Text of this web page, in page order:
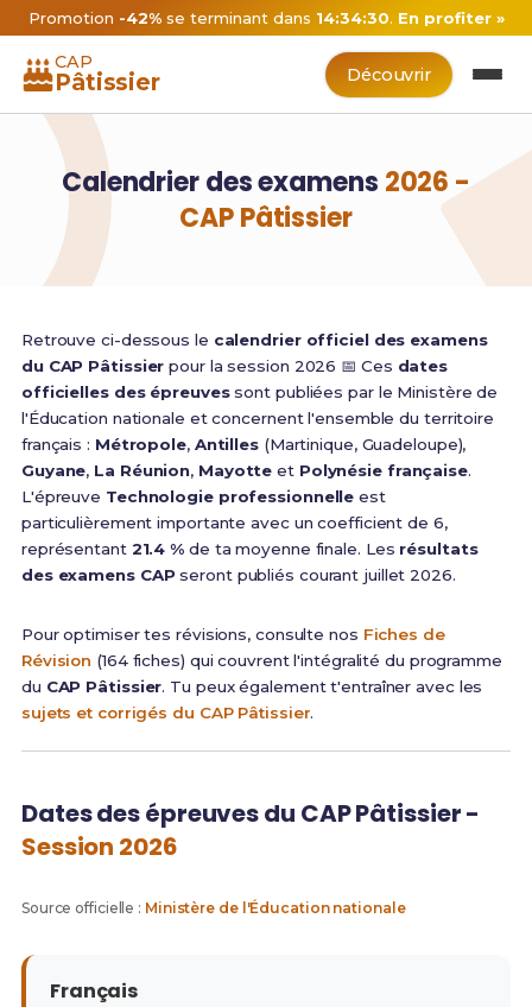
Promotion -42%se terminant dans 14:34:30. En profiter »
CAP
Pâtissier Découvrir
Calendrier des examens 2026 -
CAP Pâtissier
Retrouve ci-dessous le calendrier officiel des examens
du CAP Pâtissier pour la session 2026 📅 Ces dates
officielles des épreuvessont publiées par le Ministère de
l'Éducation nationale et concernent l'ensemble du territoire
français : Métropole, Antilles(Martinique, Guadeloupe),
Guyane, La Réunion, Mayotte et Polynésie française.
L'épreuve Technologie professionnelle est
particulièrement importante avec un coefficient de 6,
représentant 21.4 % de ta moyenne finale. Les résultats
des examens CAP seront publiés courant juillet 2026.
Pour optimiser tes révisions, consulte nos Fiches de
Révision (164 fiches) qui couvrent l'intégralité du programme
du CAP Pâtissier. Tu peux également t'entraîner avec les
sujets et corrigés du CAP Pâtissier.
Dates des épreuves du CAP Pâtissier -
Session 2026
Source officielle : Ministère de l'Éducation nationale
Français